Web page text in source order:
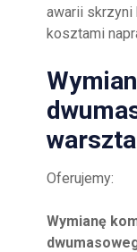
awarii skrzyni
kosztami
Oferujemy:
Wymianę